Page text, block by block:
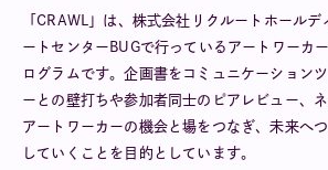
「CRAWL」は、株式会社リクルートホール
ートセンターBUGで行っているアートワーカ
ログラムです。企画書をコミュニケーション
ーとの壁打ちや参加者同士のピアレビュー、
アートワーカーの機会と場をつなぎ、未来へ
していくことを目的としています。